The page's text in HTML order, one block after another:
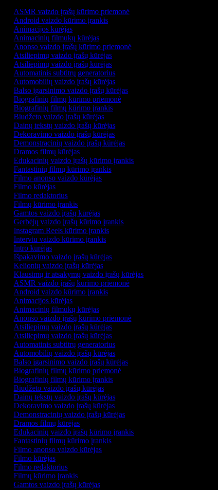
ASMR vaizdo įrašų kūrimo priemonė
Android vaizdo kūrimo įrankis
Animacijos kūrėjas
Animacinių filmukų kūrėjas
Anonso vaizdo įrašų kūrimo priemonė
Atsiliepimų vaizdo įrašų kūrėjas
Atsiliepimų vaizdo įrašų kūrėjas
Automatinis subtitrų generatorius
Automobilių vaizdo įrašų kūrėjas
Balso įgarsinimo vaizdo įrašų kūrėjas
Biografinių filmų kūrimo priemonė
Biografinių filmų kūrimo įrankis
Biudžeto vaizdo įrašų kūrėjas
Dainų tekstų vaizdo įrašų kūrėjas
Dekoravimo vaizdo įrašų kūrėjas
Demonstracinių vaizdo įrašų kūrėjas
Dramos filmų kūrėjas
Edukacinių vaizdo įrašų kūrimo įrankis
Fantastinių filmų kūrimo įrankis
Filmo anonso vaizdo kūrėjas
Filmo kūrėjas
Filmo redaktorius
Filmų kūrimo įrankis
Gamtos vaizdo įrašų kūrėjas
Gerbėjų vaizdo įrašų kūrimo įrankis
Instagram Reels kūrimo įrankis
Interviu vaizdo kūrimo įrankis
Intro kūrėjas
Išpakavimo vaizdo įrašų kūrėjas
Kelionių vaizdo įrašų kūrėjas
Klausimų ir atsakymų vaizdo įrašų kūrėjas
ASMR vaizdo įrašų kūrimo priemonė
Android vaizdo kūrimo įrankis
Animacijos kūrėjas
Animacinių filmukų kūrėjas
Anonso vaizdo įrašų kūrimo priemonė
Atsiliepimų vaizdo įrašų kūrėjas
Atsiliepimų vaizdo įrašų kūrėjas
Automatinis subtitrų generatorius
Automobilių vaizdo įrašų kūrėjas
Balso įgarsinimo vaizdo įrašų kūrėjas
Biografinių filmų kūrimo priemonė
Biografinių filmų kūrimo įrankis
Biudžeto vaizdo įrašų kūrėjas
Dainų tekstų vaizdo įrašų kūrėjas
Dekoravimo vaizdo įrašų kūrėjas
Demonstracinių vaizdo įrašų kūrėjas
Dramos filmų kūrėjas
Edukacinių vaizdo įrašų kūrimo įrankis
Fantastinių filmų kūrimo įrankis
Filmo anonso vaizdo kūrėjas
Filmo kūrėjas
Filmo redaktorius
Filmų kūrimo įrankis
Gamtos vaizdo įrašų kūrėjas